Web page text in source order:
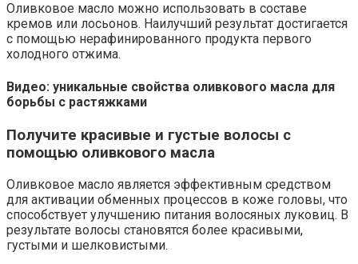
Оливковое масло можно использовать в составе
кремов или лосьонов. Наилучший результат достигается
с помощью нерафинированного продукта первого
холодного отжима.
Видео: уникальные свойства оливкового масла для
борьбы с растяжками
Получите красивые и густые волосы с
помощью оливкового масла
Оливковое масло является эффективным средством
для активации обменных процессов в коже головы, что
способствует улучшению питания волосяных луковиц. В
результате волосы становятся более красивыми,
густыми и шелковистыми.